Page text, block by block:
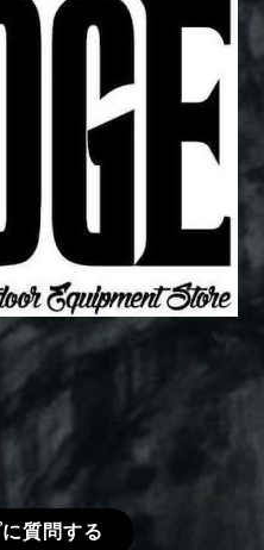
質問する